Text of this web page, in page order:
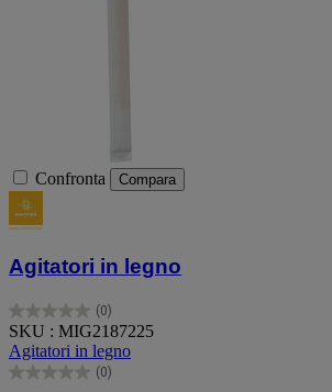
Confronta Compara
Agitatori in legno
(0)
0.0
su
5
stelle.
SKU : MIG2187225
Agitatori in legno
(0)
0.0